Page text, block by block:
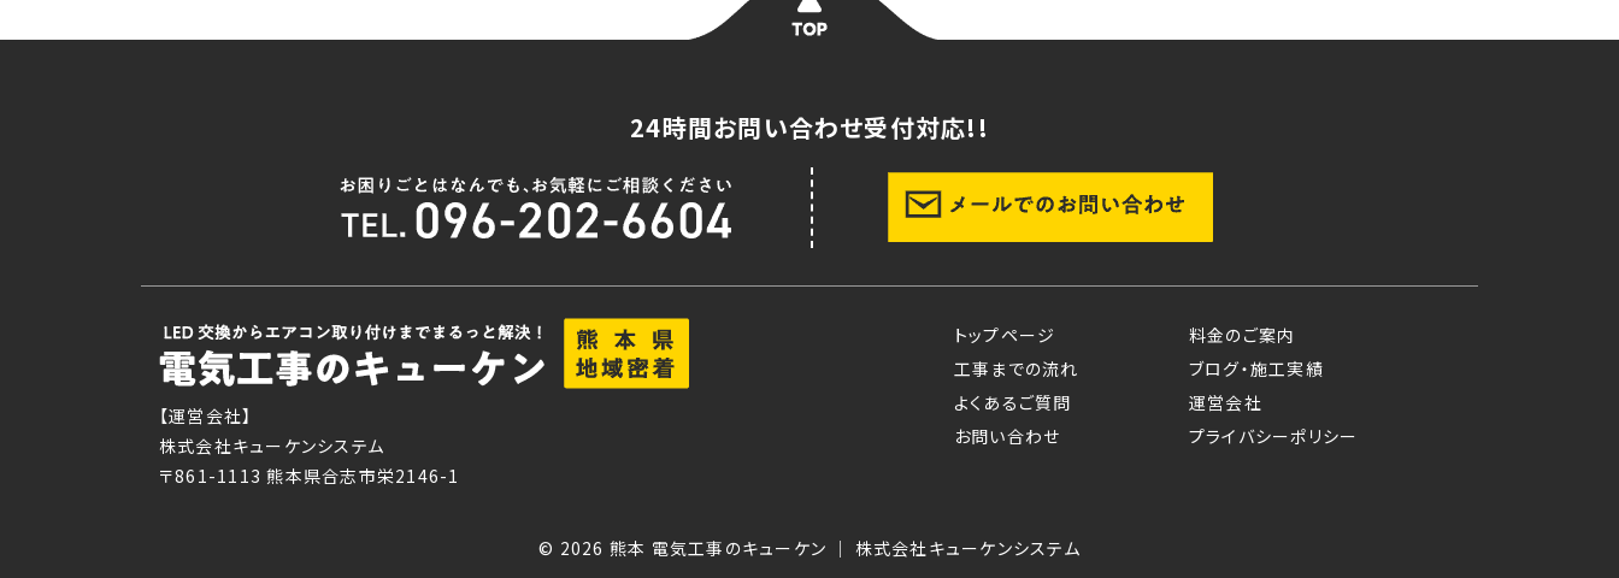
24時間お問い合わせ受付対応!!
【運営会社】
株式会社キューケンシステム
〒861-1113 熊本県合志市栄2146-1
トップページ
料金のご案内
工事までの流れ
ブログ・施工実績
よくあるご質問
運営会社
お問い合わせ
プライバシーポリシー
© 2026 熊本 電気工事のキューケン ｜ 株式会社キューケンシステム